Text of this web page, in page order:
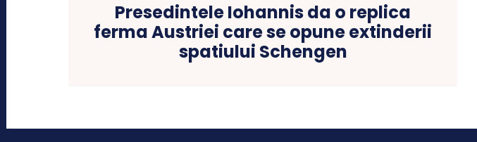
Presedintele Iohannis da o replica
ferma Austriei care se opune extinderii
spatiului Schengen